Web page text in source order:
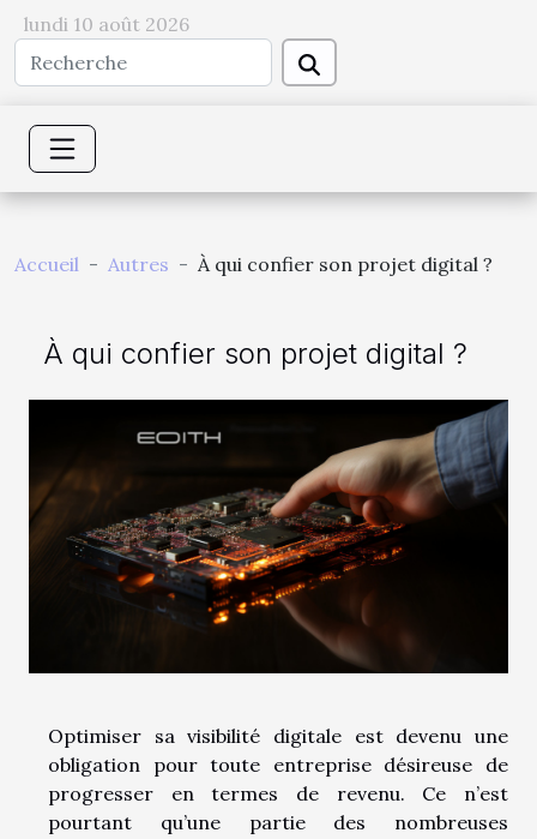
lundi 10 août 2026
Accueil Autres À qui confier son projet digital ?
À qui confier son projet digital ?
Optimiser sa visibilité digitale est devenu une
obligation pour toute entreprise désireuse de
progresser en termes de revenu. Ce n’est
pourtant qu’une partie des nombreuses